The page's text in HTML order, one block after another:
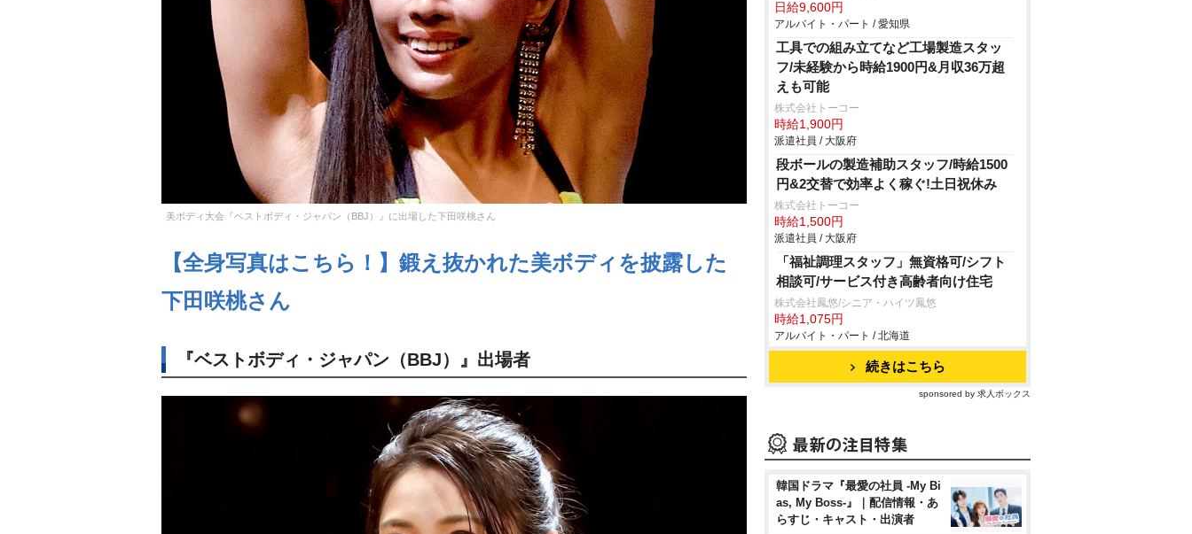
美ボディ大会『ベストボディ・ジャパン（BBJ）』に出場した下田咲桃さん
【全身写真はこちら！】鍛え抜かれた美ボディを披露した
下田咲桃さん
『ベストボディ・ジャパン（BBJ）』出場者
日給9,600円
アルバイト・パート / 愛知県
工具での組み立てなど工場製造スタッ
フ/未経験から時給1900円&月収36万超
えも可能
株式会社トーコー
時給1,900円
派遣社員 / 大阪府
段ボールの製造補助スタッフ/時給1500
円&2交替で効率よく稼ぐ!土日祝休み
株式会社トーコー
時給1,500円
派遣社員 / 大阪府
「福祉調理スタッフ」無資格可/シフト
相談可/サービス付き高齢者向け住宅
株式会社鳳悠/シニア・ハイツ鳳悠
時給1,075円
アルバイト・パート / 北海道
続きはこちら
sponsored by 求人ボックス
韓国ドラマ『最愛の社員 -My Bi
as, My Boss-』｜配信情報・あ
らすじ・キャスト・出演者